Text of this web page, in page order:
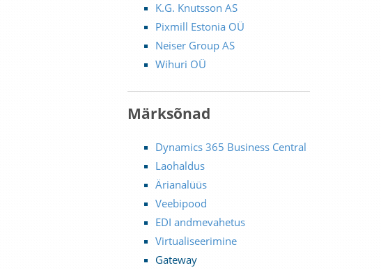
K.G. Knutsson AS
Pixmill Estonia OÜ
Neiser Group AS
Wihuri OÜ
Märksõnad
Dynamics 365 Business Central
Laohaldus
Ärianalüüs
Veebipood
EDI andmevahetus
Virtualiseerimine
Gateway